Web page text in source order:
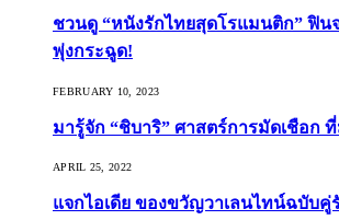
ชวนดู “หนังรักไทยสุดโรแมนติก” ฟิน
พุ่งกระฉูด!
FEBRUARY 10, 2023
มารู้จัก “ชิบาริ” ศาสตร์การมัดเชือก
APRIL 25, 2022
แจกไอเดีย ของขวัญวาเลนไทน์ฉบับคู่